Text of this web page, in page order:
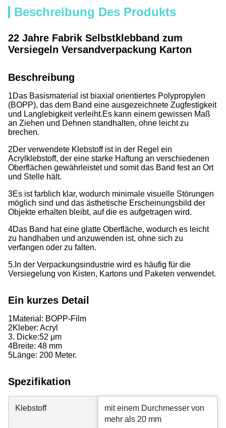
Beschreibung Des Produkts
22 Jahre Fabrik Selbstklebband zum
Versiegeln Versandverpackung Karton
Beschreibung
1Das Basismaterial ist biaxial orientiertes Polypropylen
(BOPP), das dem Band eine ausgezeichnete Zugfestigkeit
und Langlebigkeit verleiht.Es kann einem gewissen Maß
an Ziehen und Dehnen standhalten, ohne leicht zu
brechen.
2Der verwendete Klebstoff ist in der Regel ein
Acrylklebstoff, der eine starke Haftung an verschiedenen
Oberflächen gewährleistet und somit das Band fest an Ort
und Stelle hält.
3Es ist farblich klar, wodurch minimale visuelle Störungen
möglich sind und das ästhetische Erscheinungsbild der
Objekte erhalten bleibt, auf die es aufgetragen wird.
4Das Band hat eine glatte Oberfläche, wodurch es leicht
zu handhaben und anzuwenden ist, ohne sich zu
verfangen oder zu falten.
5.In der Verpackungsindustrie wird es häufig für die
Versiegelung von Kisten, Kartons und Paketen verwendet.
Ein kurzes Detail
1Material: BOPP-Film
2Kleber: Acryl
3. Dicke:52 μm
4Breite: 48 mm
5Länge: 200 Meter.
Spezifikation
Klebstoff
mit einem Durchmesser von
mehr als 20 mm